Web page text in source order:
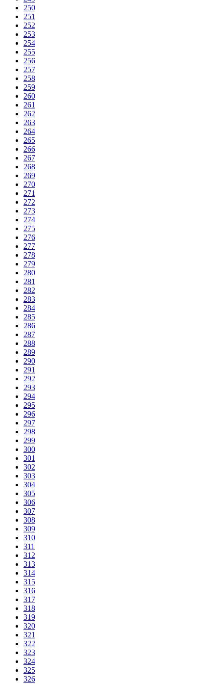
250
251
252
253
254
255
256
257
258
259
260
261
262
263
264
265
266
267
268
269
270
271
272
273
274
275
276
277
278
279
280
281
282
283
284
285
286
287
288
289
290
291
292
293
294
295
296
297
298
299
300
301
302
303
304
305
306
307
308
309
310
311
312
313
314
315
316
317
318
319
320
321
322
323
324
325
326